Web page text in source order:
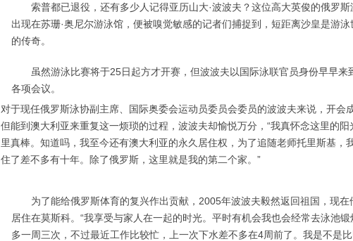
索普都已退役，还有多少人记得亚历山大·波波夫？这位高大英俊的俄罗斯
出现在苏珊·奥尼尔游泳馆，便被嗅觉敏感的记者们捕捉到，短距离沙皇是游
的传奇。
虽然游泳比赛将于25日起方才开赛，但波波夫以国际泳联官员身份早早来
各项会议。
对于现任俄罗斯泳协副主席、国际奥委会运动员委员会委员的波波夫来说，开会
但能到澳大利亚来重复这一烦琐的过程，波波夫却愉悦万分，“我真怀念这里的阳
里真棒。知道吗，我至今还有澳大利亚的永久居住权，为了追随老师托里斯基，
住了差不多有十年。除了俄罗斯，这里就是我的第二个家。”
为了能给俄罗斯体育的复兴作出贡献，2005年波波夫毅然返回祖国，现在
居住在莫斯科。“我享受与家人在一起的时光。平时有机会我也会经常去泳池
多一周三次，不过最近工作比较忙，上一次下水差不多在4周前了。我是不是